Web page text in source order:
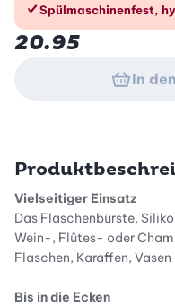
Spülmaschinenfest,
20.95
In
Vielseitiger Einsatz
Das Flaschenbürste,
Wein-, Flûtes- oder
Flaschen, Karaffen,
Bis in die Ecken